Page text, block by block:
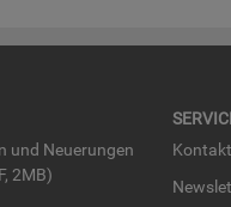
und Neue­run­gen
2MB)